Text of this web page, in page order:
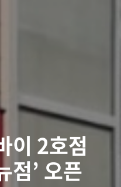
이 2호점
점’ 오픈